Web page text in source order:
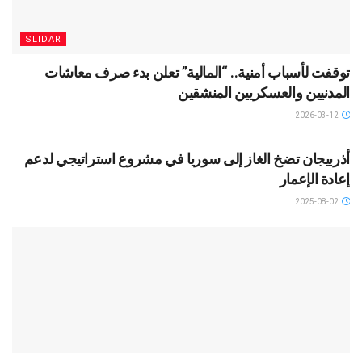
SLIDAR
توقفت لأسباب أمنية.. “المالية” تعلن بدء صرف معاشات
المدنيين والعسكريين المنشقين
أذربيجان تضخ الغاز إلى سوريا في مشروع استراتيجي لدعم
إعادة الإعمار